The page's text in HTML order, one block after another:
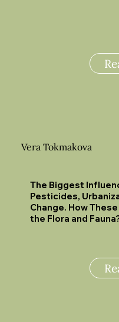
The Biggest
Pesticides,
Change. How
the Flora and
Vera Tokmakova